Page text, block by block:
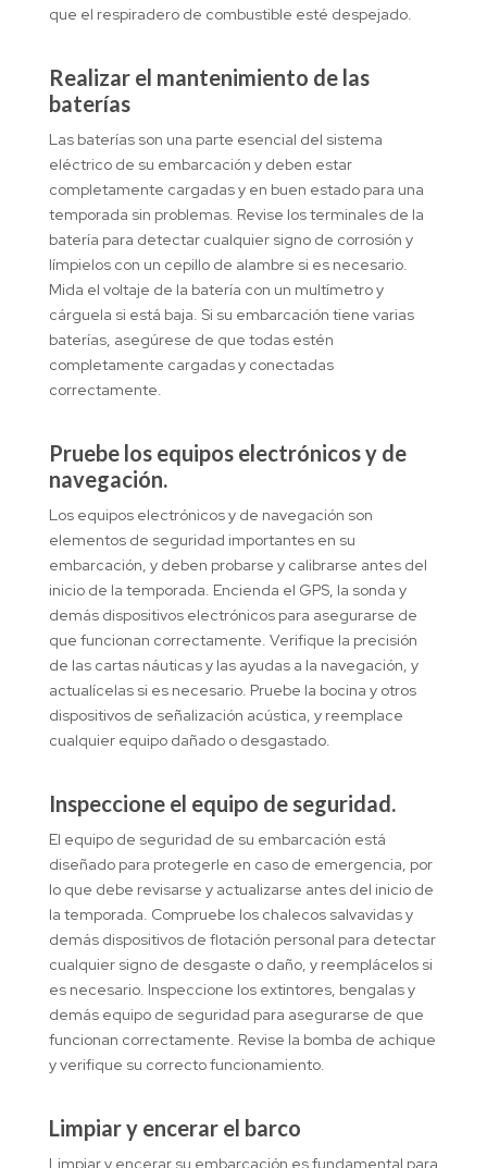
que el respiradero de combustible esté despejado.
Realizar el mantenimiento de las
baterías
Las baterías son una parte esencial del sistema
eléctrico de su embarcación y deben estar
completamente cargadas y en buen estado para una
temporada sin problemas. Revise los terminales de la
batería para detectar cualquier signo de corrosión y
límpielos con un cepillo de alambre si es necesario.
Mida el voltaje de la batería con un multímetro y
cárguela si está baja. Si su embarcación tiene varias
baterías, asegúrese de que todas estén
completamente cargadas y conectadas
correctamente.
Pruebe los equipos electrónicos y de
navegación.
Los equipos electrónicos y de navegación son
elementos de seguridad importantes en su
embarcación, y deben probarse y calibrarse antes del
inicio de la temporada. Encienda el GPS, la sonda y
demás dispositivos electrónicos para asegurarse de
que funcionan correctamente. Verifique la precisión
de las cartas náuticas y las ayudas a la navegación, y
actualícelas si es necesario. Pruebe la bocina y otros
dispositivos de señalización acústica, y reemplace
cualquier equipo dañado o desgastado.
Inspeccione el equipo de seguridad.
El equipo de seguridad de su embarcación está
diseñado para protegerle en caso de emergencia, por
lo que debe revisarse y actualizarse antes del inicio de
la temporada. Compruebe los chalecos salvavidas y
demás dispositivos de flotación personal para detectar
cualquier signo de desgaste o daño, y reemplácelos si
es necesario. Inspeccione los extintores, bengalas y
demás equipo de seguridad para asegurarse de que
funcionan correctamente. Revise la bomba de achique
y verifique su correcto funcionamiento.
Limpiar y encerar el barco
Limpiar y encerar su embarcación es fundamental para